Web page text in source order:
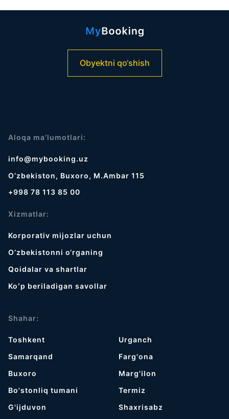
Obyektni qo‘shish
Aloqa ma’lumotlari:
info@mybooking.uz
O‘zbekiston, Buxoro, M.Ambar 115
+998 78 113 85 00
Xizmatlar:
Korporativ mijozlar uchun
O‘zbekistonni o‘rganing
Qoidalar va shartlar
Koʻp beriladigan savollar
Shahar:
Toshkent
Samarqand
Buxoro
Bo'stonliq tumani
G'ijduvon
Urganch
Farg'ona
Marg'ilon
Termiz
Shaxrisabz